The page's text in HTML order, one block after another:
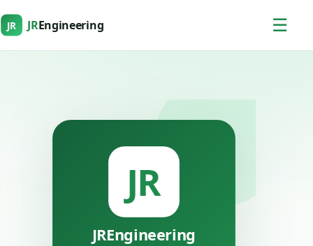
JR JREngineering ☰
JR
JREngineering